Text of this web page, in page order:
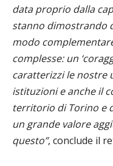
data proprio dalla
stanno dimostrando
modo
complesse: un
caratterizzi le nostre
istituzioni e anche il
territorio di Torino e
un grande valore
questo”, conclude il